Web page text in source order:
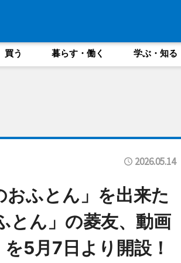
買う 暮らす・働く 学ぶ・知る
2026.05.14
おふとん」を出来た
とん」の菱友、動画
5月7日より開設！